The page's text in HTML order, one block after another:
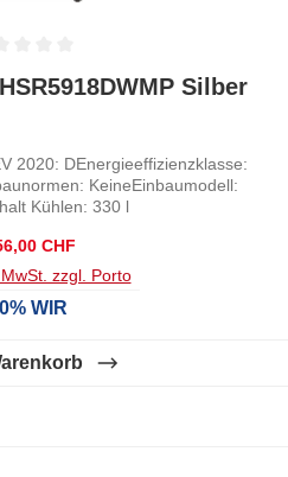
von 0 von 5 Sternen
Silber
2020: DEnergieeffizienzklasse:
KeineEinbaumodell:
Kühlen: 330 l
Preis:
CHF
zzgl. Porto
WIR